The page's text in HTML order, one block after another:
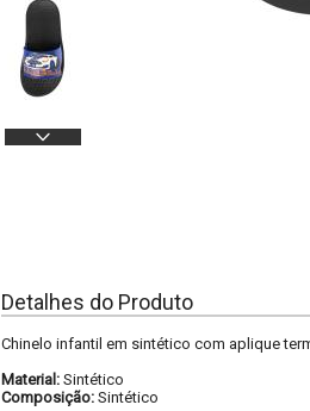
Detalhes do Produto
Chinelo infantil em sintético com aplique
Material: Sintético
Composição: Sintético